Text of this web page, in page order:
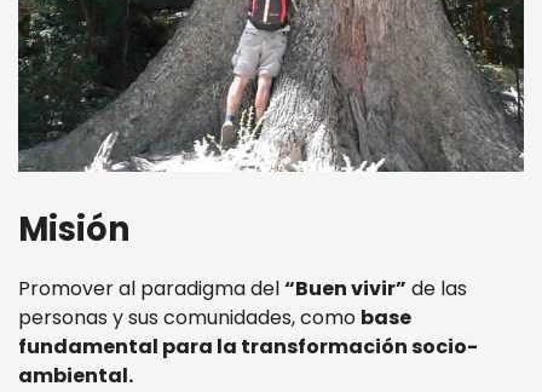
Misión
Promover al paradigma del“Buen vivir” de las
personas y sus comunidades, como base
fundamental para la transformación socio-
ambiental.